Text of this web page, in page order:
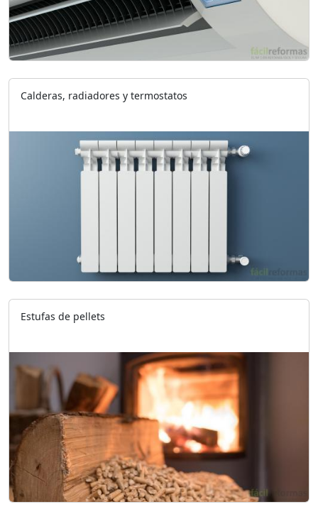
Calderas, radiadores y termostatos
Estufas de pellets